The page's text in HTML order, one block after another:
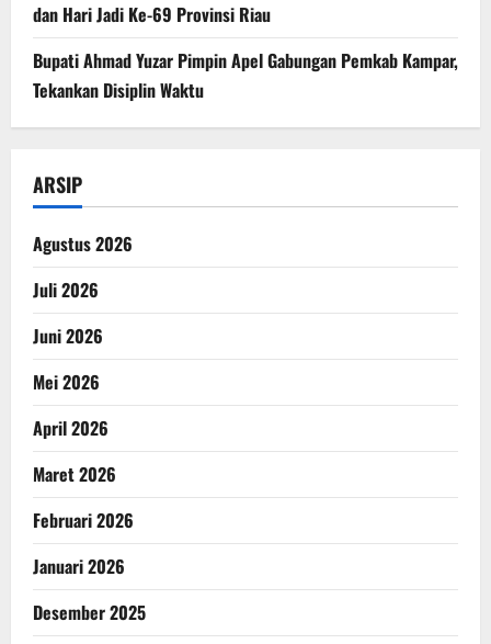
dan Hari Jadi Ke-69 Provinsi Riau
Bupati Ahmad Yuzar Pimpin Apel Gabungan Pemkab Kampar,
Tekankan Disiplin Waktu
ARSIP
Agustus 2026
Juli 2026
Juni 2026
Mei 2026
April 2026
Maret 2026
Februari 2026
Januari 2026
Desember 2025